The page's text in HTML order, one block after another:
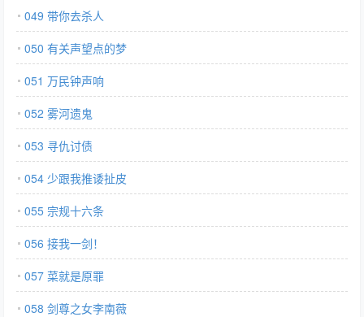
049 带你去杀人
050 有关声望点的梦
051 万民钟声响
052 雾河遗鬼
053 寻仇讨债
054 少跟我推诿扯皮
055 宗规十六条
056 接我一剑！
057 菜就是原罪
058 剑尊之女李南薇